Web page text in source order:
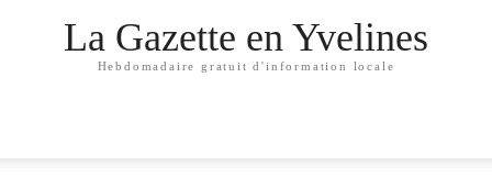
La Gazette en Yvelines
Hebdomadaire gratuit d'information locale